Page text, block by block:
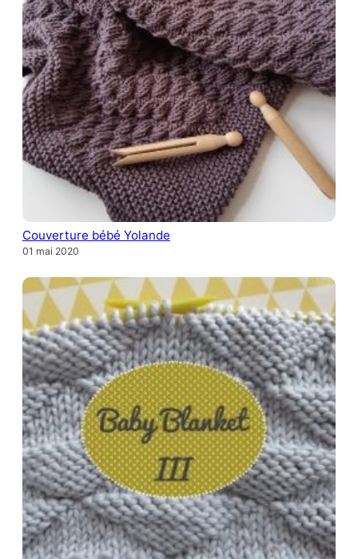
Couverture bébé Yolande
01 mai 2020